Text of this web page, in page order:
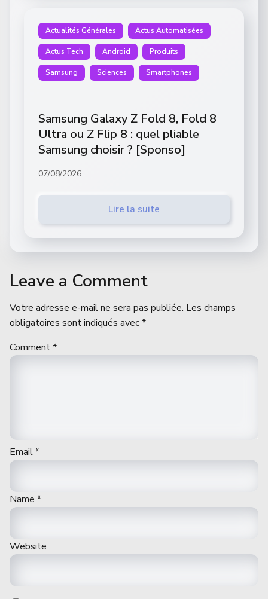
Actualités Générales Actus Automatisées
Actus Tech Android Produits
Samsung Sciences Smartphones
Samsung Galaxy Z Fold 8, Fold 8
Ultra ou Z Flip 8 : quel pliable
Samsung choisir ? [Sponso]
07/08/2026
Lire la suite
Leave a Comment
Votre adresse e-mail ne sera pas publiée. Les champs
obligatoires sont indiqués avec*
Comment*
Email*
Name *
Website